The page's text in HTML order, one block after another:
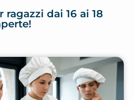
dai 16 ai 18